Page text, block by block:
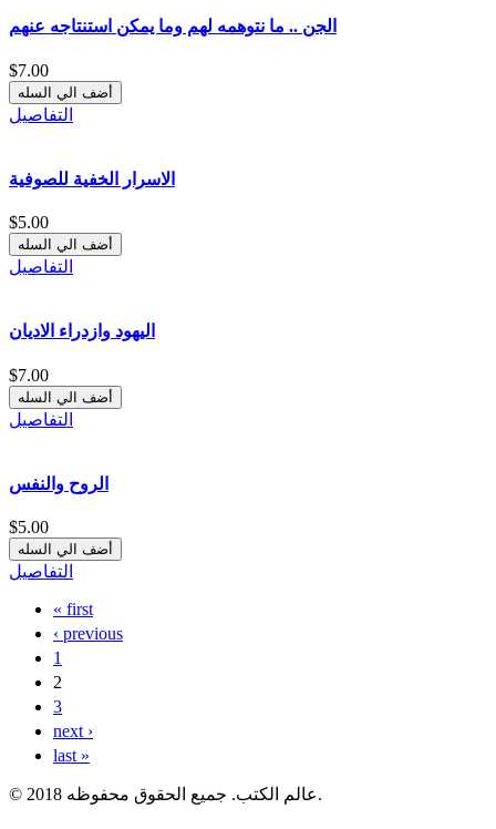
الجن .. ما نتوهمه لهم وما يمكن استنتاجه عنهم
$7.00
التفاصيل
الاسرار الخفية للصوفية
$5.00
التفاصيل
اليهود وازدراء الاديان
$7.00
التفاصيل
الروح والنفس
$5.00
التفاصيل
الصفحات
« first
‹ previous
1
2
3
next ›
last »
© 2018 عالم الكتب. جميع الحقوق محفوظه.